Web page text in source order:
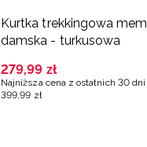
Kurtka trekkingowa
damska - turkusowa
279,99 zł
Najniższa cena z ostatnich 30
399,99 zł